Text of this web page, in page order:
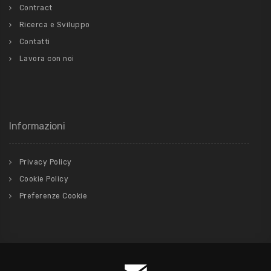
Contract
Ricerca e Sviluppo
Contatti
Lavora con noi
Informazioni
Privacy Policy
Cookie Policy
Preferenze Cookie